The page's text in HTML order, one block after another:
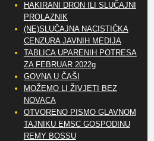
HAKIRANI DRON ILI SLUČAJNI
PROLAZNIK
(NE)SLUČAJNA NACISTIČKA
CENZURA JAVNIH MEDIJA
TABLICA UPARENIH POTRESA
ZA FEBRUAR 2022g
GOVNA U ČAŠI
MOŽEMO LI ŽIVJETI BEZ
NOVACA
OTVORENO PISMO GLAVNOM
TAJNIKU EMSC GOSPODINU
REMY BOSSU